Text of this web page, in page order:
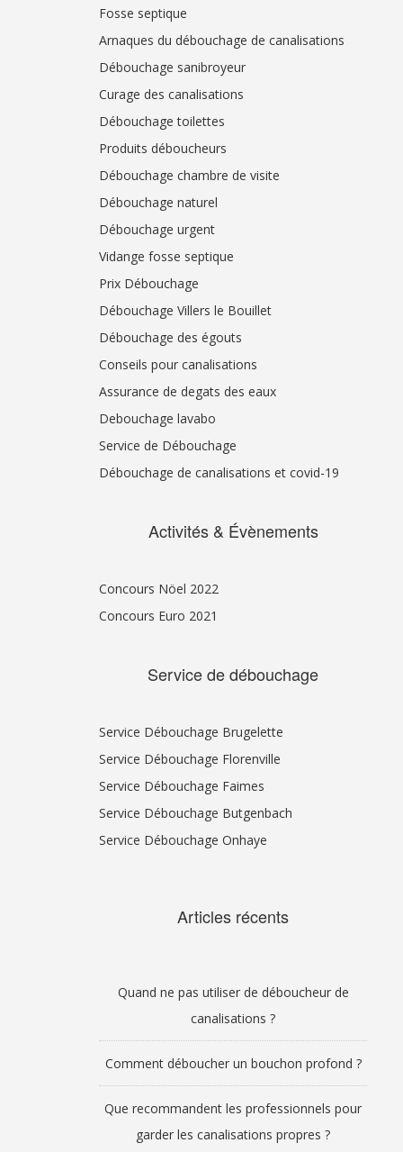
Fosse septique
Arnaques du débouchage de canalisations
Débouchage sanibroyeur
Curage des canalisations
Débouchage toilettes
Produits déboucheurs
Débouchage chambre de visite
Débouchage naturel
Débouchage urgent
Vidange fosse septique
Prix Débouchage
Débouchage Villers le Bouillet
Débouchage des égouts
Conseils pour canalisations
Assurance de degats des eaux
Debouchage lavabo
Service de Débouchage
Débouchage de canalisations et covid-19
Activités & Évènements
Concours Nöel 2022
Concours Euro 2021
Service de débouchage
Service Débouchage Brugelette
Service Débouchage Florenville
Service Débouchage Faimes
Service Débouchage Butgenbach
Service Débouchage Onhaye
Articles récents
Quand ne pas utiliser de déboucheur de
canalisations ?
Comment déboucher un bouchon profond ?
Que recommandent les professionnels pour
garder les canalisations propres ?